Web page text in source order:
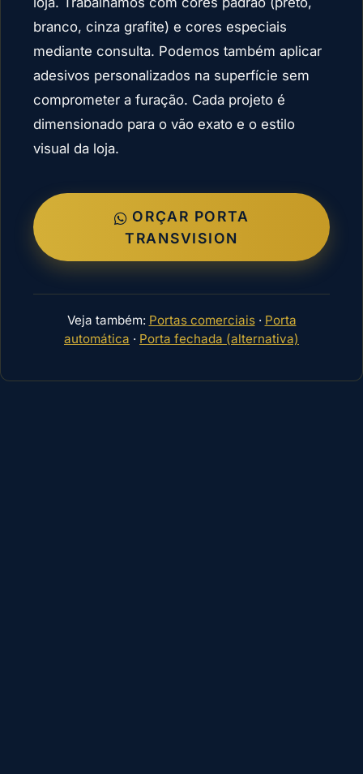
branco, cinza grafite) e cores especiais
mediante consulta. Podemos também aplicar
adesivos personalizados na superfície sem
comprometer a furação. Cada projeto é
dimensionado para o vão exato e o estilo
visual da loja.
ORÇAR PORTA
TRANSVISION
Veja também: Portas comerciais· Porta
automática · Porta fechada (alternativa)